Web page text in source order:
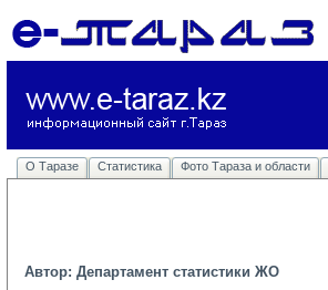
О Таразе Статистика Фото Тараза и области
Автор: Департамент статистики ЖО